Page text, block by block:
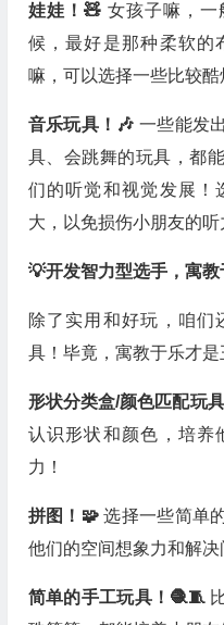
娃娃！🧸 女孩子嘛，一
候，最好是那种柔软的
嘛，可以选择一些比较
音乐玩具！🎶一些能发
具、会跳舞的玩具，都
们的听觉和视觉发展！
大，以免损伤小朋友的听
💡开发智力型选手，寓教
除了实用和好玩，咱们
具！毕竟，寓教于乐才是
形状分类盒/颜色匹配玩
认识形状和颜色，培养
力！
拼图！🧩选择一些简单
他们的空间想象力和解决
简单的手工玩具！🧶🧵